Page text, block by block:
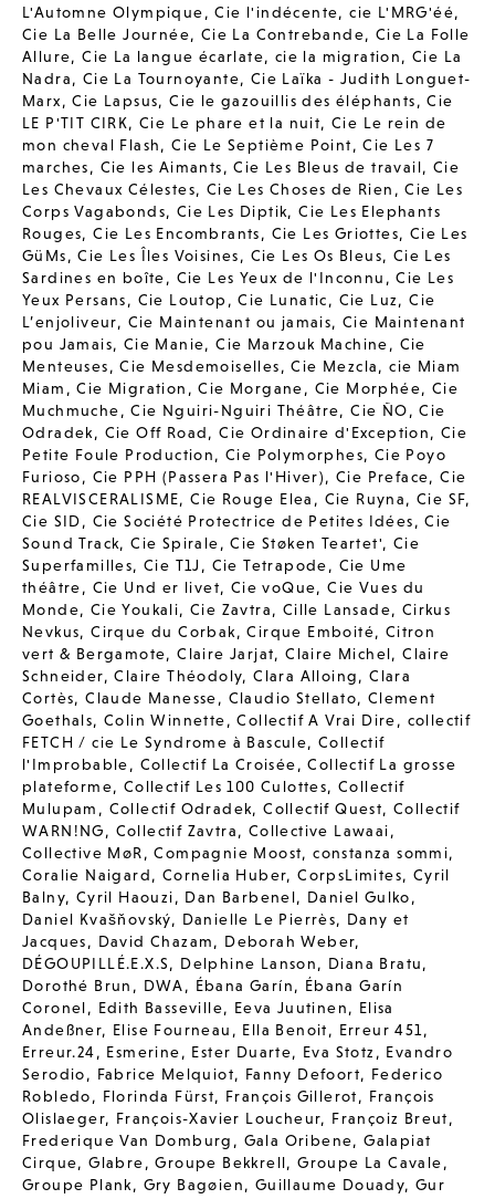
L'Automne Olympique,Cie l'indécente,cie L'MRG'éé,
Cie La Belle Journée, Cie La Contrebande, Cie La Folle
Allure,Cie La langue écarlate, cie la migration,Cie La
Nadra, Cie La Tournoyante, Cie Laïka - Judith Longuet-
Marx,Cie Lapsus,Cie le gazouillis des éléphants,Cie
LE P'TIT CIRK,Cie Le phare et la nuit,Cie Le rein de
mon cheval Flash,Cie Le Septième Point,Cie Les 7
marches, Cie les Aimants,Cie Les Bleus de travail, Cie
Les Chevaux Célestes, Cie Les Choses de Rien ,Cie Les
Corps Vagabonds, Cie Les Diptik,Cie Les Elephants
Rouges,Cie Les Encombrants, Cie Les Griottes, Cie Les
GüMs,Cie Les Îles Voisines, Cie Les Os Bleus, Cie Les
Sardines en boîte, Cie Les Yeux de l'Inconnu ,Cie Les
Yeux Persans, Cie Loutop ,Cie Lunatic, Cie Luz,Cie
L’enjoliveur, Cie Maintenant ou jamais,Cie Maintenant
pou Jamais, Cie Manie,Cie Marzouk Machine, Cie
Menteuses,Cie Mesdemoiselles,Cie Mezcla,cie Miam
Miam ,Cie Migration ,Cie Morgane, Cie Morphée, Cie
Muchmuche,Cie Nguiri-Nguiri Théâtre,Cie ÑO,Cie
Odradek, Cie Off Road,Cie Ordinaire d'Exception,Cie
Petite Foule Production,Cie Polymorphes, Cie Poyo
Furioso, Cie PPH (Passera Pas l'Hiver),Cie Preface,Cie
REALVISCERALISME,Cie Rouge Elea , Cie Ruyna,Cie SF,
Cie SID, Cie Société Protectrice de Petites Idées,Cie
Sound Track,Cie Spirale,Cie Støken Teartet', Cie
Superfamilles,Cie T1J , Cie Tetrapode, Cie Ume
théâtre, Cie Und er livet, Cie voQue,Cie Vues du
Monde, Cie Youkali,Cie Zavtra, Cille Lansade, Cirkus
Nevkus,Cirque du Corbak,Cirque Emboité, Citron
vert & Bergamote,Claire Jarjat,Claire Michel,Claire
Schneider,Claire Théodoly,Clara Alloing,Clara
Cortès,Claude Manesse, Claudio Stellato, Clement
Goethals,Colin Winnette,Collectif A Vrai Dire, collectif
FETCH / cie Le Syndrome à Bascule,Collectif
l'Improbable, Collectif La Croisée,Collectif La grosse
plateforme, Collectif Les 100 Culottes,Collectif
Mulupam , Collectif Odradek,Collectif Quest,Collectif
WARN!NG, Collectif Zavtra, Collective Lawaai,
Collective MøR,Compagnie Moost,constanza sommi,
Coralie Naigard, Cornelia Huber,CorpsLimites, Cyril
Balny, Cyril Haouzi, Dan Barbenel, Daniel Gulko,
Daniel Kvašňovský, Danielle Le Pierrès, Dany et
Jacques, David Chazam, Deborah Weber,
DÉGOUPILLÉ.E.X.S, Delphine Lanson, Diana Bratu,
Dorothé Brun , DWA, Ébana Garín, Ébana Garín
Coronel, Edith Basseville, Eeva Juutinen, Elisa
Andeßner, Elise Fourneau , Ella Benoit, Erreur 451,
Erreur.24, Esmerine, Ester Duarte, Eva Stotz , Evandro
Serodio, Fabrice Melquiot, Fanny Defoort, Federico
Robledo, Florinda Fürst, François Gillerot, François
Olislaeger, François-Xavier Loucheur, Françoiz Breut,
Frederique Van Domburg , Gala Oribene,Galapiat
Cirque,Glabre,Groupe Bekkrell,Groupe La Cavale,
Groupe Plank, Gry Bagøien, Guillaume Douady,Gur